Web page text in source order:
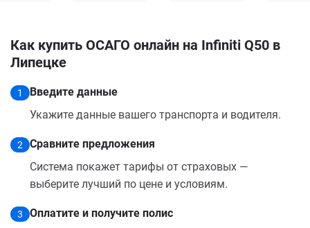
Как купить ОСАГО онлайн на Infiniti Q50 в
Липецке
1
Введите данные
Укажите данные вашего транспорта и водителя.
2
Сравните предложения
Система покажет тарифы от страховых —
выберите лучший по цене и условиям.
3
Оплатите и получите полис